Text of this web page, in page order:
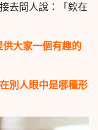
去問人說：「欸在
大家一個有趣的
別人眼中是哪種形